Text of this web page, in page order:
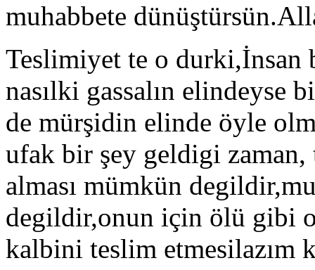
muhabbete
Teslimiyet te o durki,İnsan
nasılki gassalın elindeyse
de mürşidin elinde öyle
ufak bir şey geldigi zaman,
alması mümkün
degildir,onun için ölü gibi
kalbini teslim etmesilazım